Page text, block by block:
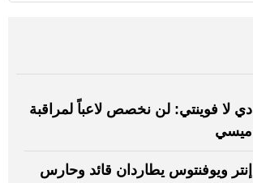
دي لا فوينتي: لن نخصص لاعباً لمراقبة
ميسي
إنتر ويوفنتوس يطاردان قائد وحارس